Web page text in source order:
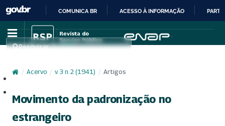
IR
PARA
CONTEÚDO
COMUNICA BR ACESSO À INFORMAÇÃO
Pesquisar
/ Acervo / v. 3 n. 2 (1941) / Artigos
Movimento da padronização no
estrangeiro